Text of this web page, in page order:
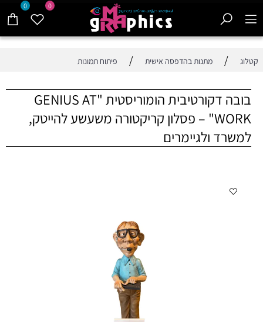
0 0
קטלוג / מתנות בהדפסה אישית / פיתוח תמונות
בובה דקורטיבית הומוריסטית "GENIUS AT
WORK" – פסלון קריקטורה משעשע להייטק,
למשרד ולגיימרים